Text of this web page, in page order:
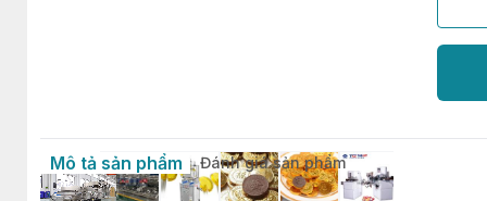
Mô tả sản phẩm Đánh giá sản phẩm